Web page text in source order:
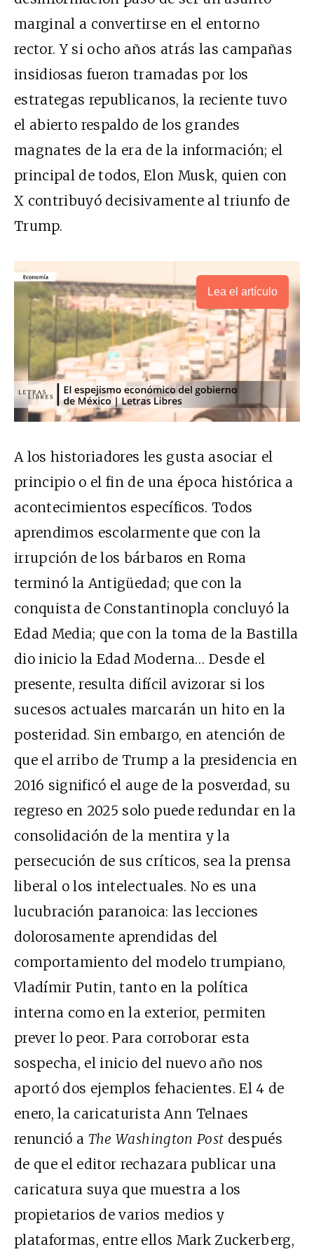
marginal a convertirse en el entorno
rector. Y si ocho años atrás las campañas
insidiosas fueron tramadas por los
estrategas republicanos, la reciente tuvo
el abierto respaldo de los grandes
magnates de la era de la información; el
principal de todos, Elon Musk, quien con
X contribuyó decisivamente al triunfo de
Trump.
Lea el artículo
A los historiadores les gusta asociar el
principio o el fin de una época histórica a
acontecimientos específicos. Todos
aprendimos escolarmente que con la
irrupción de los bárbaros en Roma
terminó la Antigüedad; que con la
conquista de Constantinopla concluyó la
Edad Media; que con la toma de la Bastilla
dio inicio la Edad Moderna… Desde el
presente, resulta difícil avizorar si los
sucesos actuales marcarán un hito en la
posteridad. Sin embargo, en atención de
que el arribo de Trump a la presidencia en
2016 significó el auge de la posverdad, su
regreso en 2025 solo puede redundar en la
consolidación de la mentira y la
persecución de sus críticos, sea la prensa
liberal o los intelectuales. No es una
lucubración paranoica: las lecciones
dolorosamente aprendidas del
comportamiento del modelo trumpiano,
Vladímir Putin, tanto en la política
interna como en la exterior, permiten
prever lo peor. Para corroborar esta
sospecha, el inicio del nuevo año nos
aportó dos ejemplos fehacientes. El 4 de
enero, la caricaturista Ann Telnaes
renunció a The Washington Post después
de que el editor rechazara publicar una
caricatura suya que muestra a los
propietarios de varios medios y
plataformas, entre ellos Mark Zuckerberg,